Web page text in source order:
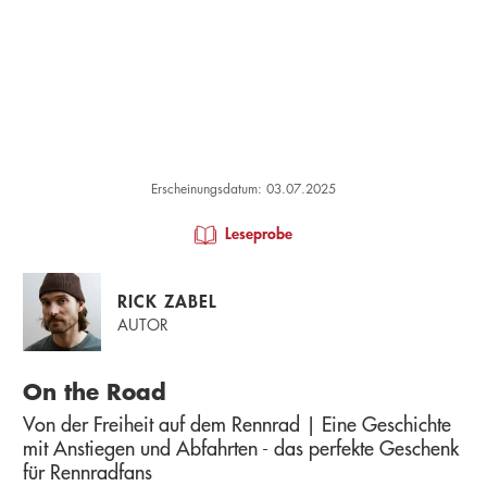
Erscheinungsdatum: 03.07.2025
Leseprobe
RICK ZABEL
AUTOR
On the Road
Von der Freiheit auf dem Rennrad | Eine Geschichte
mit Anstiegen und Abfahrten - das perfekte Geschenk
für Rennradfans